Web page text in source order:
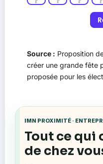
Source : Proposition
créer une grande fête
proposée pour les
IMN PROXIMITÉ ·
Tout ce qui
de chez